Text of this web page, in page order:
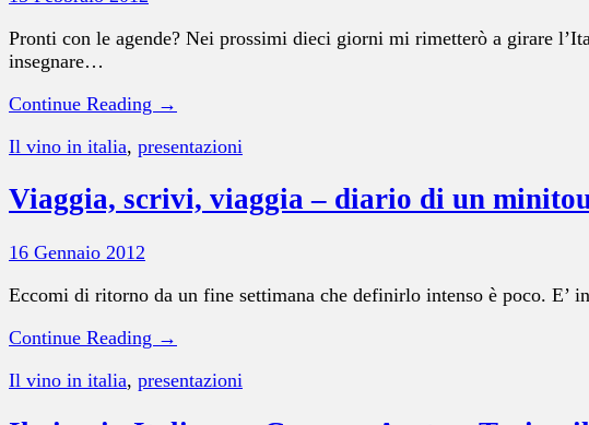
Pronti con le agende? Nei prossimi dieci giorni mi rimetterò a girare
insegnare…
Continue Reading →
Il vino in italia, presentazioni
Viaggia, scrivi, viaggia – diario di un
16 Gennaio 2012
Eccomi di ritorno da un fine settimana che definirlo intenso è poco.
Continue Reading →
Il vino in italia, presentazioni